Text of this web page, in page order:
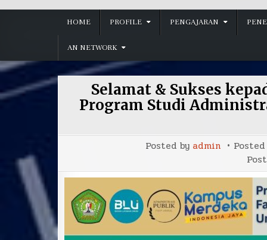
HOME PROFILE PENGAJARAN
AN NETWORK
Selamat & Sukses
Program Studi
Posted by admin